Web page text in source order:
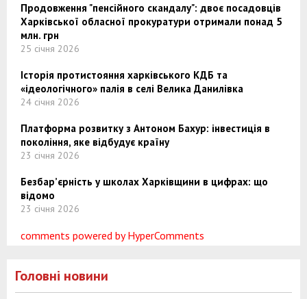
Продовження "пенсійного скандалу": двоє посадовців
Харківської обласної прокуратури отримали понад 5
млн. грн
25 січня 2026
Історія протистояння харківського КДБ та
«ідеологічного» палія в селі Велика Данилівка
24 січня 2026
Платформа розвитку з Антоном Бахур: інвестиція в
покоління, яке відбудує країну
23 січня 2026
Безбар’єрність у школах Харківщини в цифрах: що
відомо
23 січня 2026
comments powered by HyperComments
Головні новини